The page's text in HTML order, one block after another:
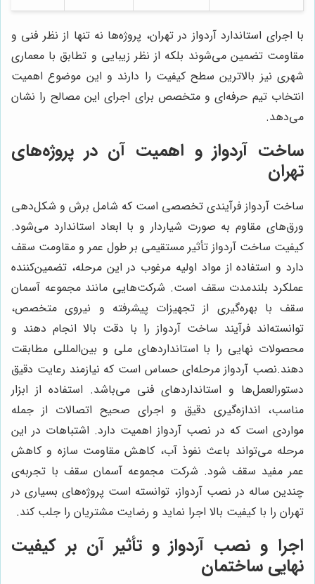
با اجرای استاندارد آردواز در تهران، پروژه‌ها نه تنها از نظر فنی و
مقاومت تضمین می‌شوند بلکه از نظر زیبایی و تطابق با معماری
شهری نیز بالاترین سطح کیفیت را دارند و این موضوع اهمیت
انتخاب تیم حرفه‌ای و متخصص برای اجرای این مصالح را نشان
می‌دهد.
ساخت آردواز و اهمیت آن در پروژه‌های
تهران
ساخت آردواز فرآیندی تخصصی است که شامل برش و شکل‌دهی
ورق‌های مقاوم به صورت شیاردار و با ابعاد استاندارد می‌شود.
کیفیت ساخت آردواز تأثیر مستقیمی بر طول عمر و مقاومت سقف
دارد و استفاده از مواد اولیه مرغوب در این مرحله، تضمین‌کننده
عملکرد بلندمدت سقف است. شرکت‌هایی مانند مجموعه آسمان
سقف با بهره‌گیری از تجهیزات پیشرفته و نیروی متخصص،
توانسته‌اند فرآیند ساخت آردواز را با دقت بالا انجام دهند و
محصولات نهایی را با استانداردهای ملی و بین‌المللی مطابقت
دهند.نصب آردواز مرحله‌ای حساس است که نیازمند رعایت دقیق
دستورالعمل‌ها و استانداردهای فنی می‌باشد. استفاده از ابزار
مناسب، اندازه‌گیری دقیق و اجرای صحیح اتصالات از جمله
مواردی است که در نصب آردواز اهمیت دارد. اشتباهات در این
مرحله می‌تواند باعث نفوذ آب، کاهش مقاومت سازه و کاهش
عمر مفید سقف شود. شرکت مجموعه آسمان سقف با تجربه‌ی
چندین ساله در نصب آردواز، توانسته است پروژه‌های بسیاری در
تهران را با کیفیت بالا اجرا نماید و رضایت مشتریان را جلب کند.
اجرا و نصب آردواز و تأثیر آن بر کیفیت
نهایی ساختمان